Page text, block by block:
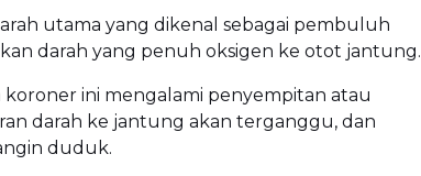
utama yang dikenal sebagai pembuluh
darah yang penuh oksigen ke otot jantung.
ini mengalami penyempitan atau
darah ke jantung akan terganggu, dan
duduk.